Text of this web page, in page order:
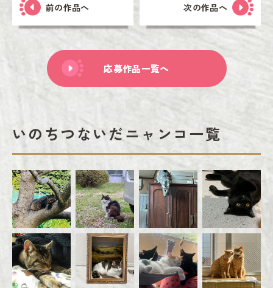
前の作品へ 次の作品へ
応募作品一覧へ
いのちつないだニャンコ一覧